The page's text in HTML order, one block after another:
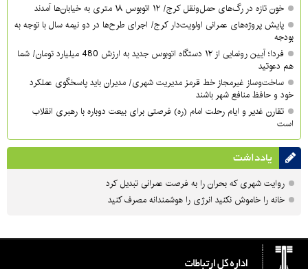
خون تازه در رگ‌های حمل‌ونقل کرج/ ۱۲ اتوبوس ۱۸ متری به خیابان‌ها آمدند
پایش پروژه‌های عمرانی اولویت‌دار کرج/ اجرای طرح‌ها در دو نیمه سال با توجه به
بودجه
فردا؛ آیین رونمایی از ۱۲ دستگاه اتوبوس جدید به ارزش 480 میلیارد تومان/ شما
هم دعوتید
ساخت‌وساز غیرمجاز خط قرمز مدیریت شهری‌/ مدیران باید پاسخگوی عملکرد
خود و حافظ منافع شهر باشند
تقارن غدیر و ایام رحلت امام (ره) فرصتی برای بیعت دوباره با رهبری انقلاب
است
یادداشت
روایت شهری که بحران را به فرصت عمرانی تبدیل کرد
خانه را خاموش نکنید انرژی را هوشمندانه مصرف کنید